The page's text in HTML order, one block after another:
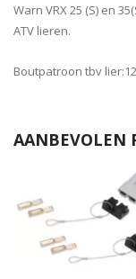
Warn VRX 25 (S) en
ATV lieren.
Boutpatroon tbv
AANBEVOLEN